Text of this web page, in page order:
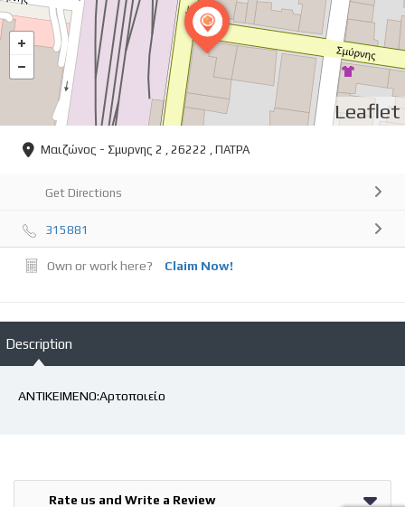
Leaflet
Μαιζώνος - Σμυρνης 2 , 26222 , ΠΑΤΡΑ
Get Directions
315881
Own or work here? Claim Now!
Description
ΑΝΤΙΚΕΙΜΕΝΟ:Αρτοποιείο
Rate us and Write a Review